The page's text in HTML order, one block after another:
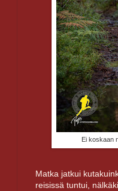
Ei koskaan
Matka jatkui
reisissä tuntui,